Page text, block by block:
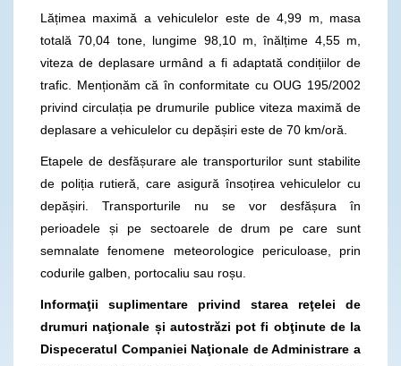
Lățimea maximă a vehiculelor este de 4,99 m, masa
totală 70,04 tone, lungime 98,10 m, înălțime 4,55 m,
viteza de deplasare urmând a fi adaptată condițiilor de
trafic. Menționăm că în conformitate cu OUG 195/2002
privind circulația pe drumurile publice viteza maximă de
deplasare a vehiculelor cu depășiri este de 70 km/oră.
Etapele de desfășurare ale transporturilor sunt stabilite
de poliția rutieră, care asigură însoțirea vehiculelor cu
depășiri. Transporturile nu se vor desfășura în
perioadele și pe sectoarele de drum pe care sunt
semnalate fenomene meteorologice periculoase, prin
codurile galben, portocaliu sau roșu.
Informaţii suplimentare privind starea reţelei de
drumuri naţionale și autostrăzi pot fi obţinute de la
Dispeceratul Companiei Naţionale de Administrare a